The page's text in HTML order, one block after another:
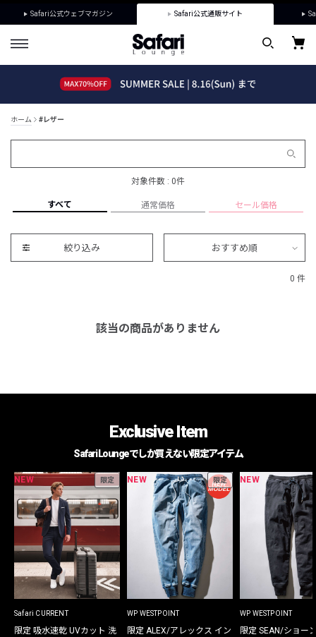
Safari公式ウェブマガジン Safari公式通販サイト
ホーム #レザー
対象件数 : 0件
すべて 通常価格 セール価格
絞り込み おすすめ順
0 件
該当の商品がありません
Exclusive Item
Safari Loungeでしか買えない限定アイテム
NEW 限定
Safari CURRENT
限定 吸水速乾 UVカット 洗
NEW 限定
WP WESTPOINT
限定 ALEX/アレックス イン
NEW
WP WESTPOINT
限定 SEAN/ショー